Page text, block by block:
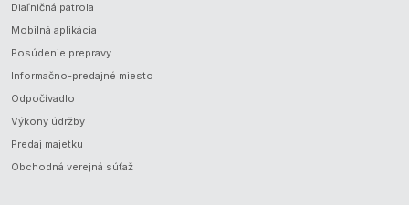
Diaľničná patrola
Mobilná aplikácia
Posúdenie prepravy
Informačno-predajné miesto
Odpočívadlo
Výkony údržby
Predaj majetku
Obchodná verejná súťaž